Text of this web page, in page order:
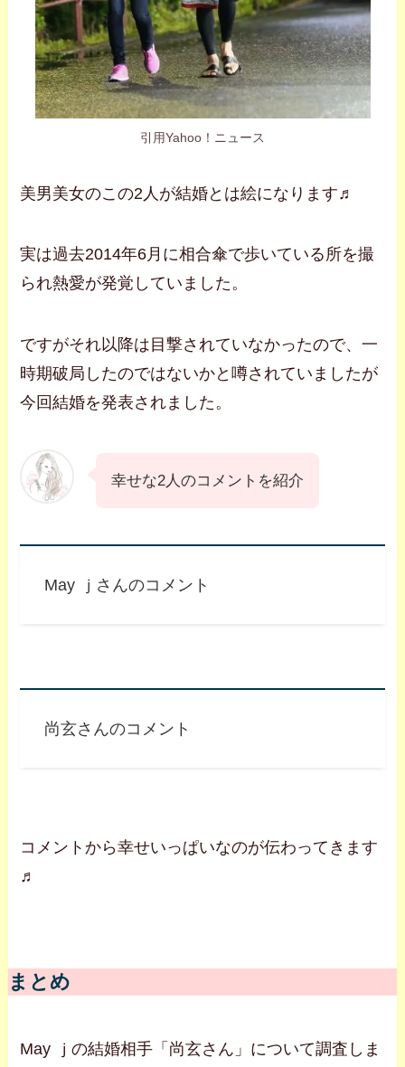
引用Yahoo！ニュース
美男美女のこの2人が結婚とは絵になります♬
実は過去2014年6月に相合傘で歩いている所を撮
られ熱愛が発覚していました。
ですがそれ以降は目撃されていなかったので、一
時期破局したのではないかと噂されていましたが
今回結婚を発表されました。
幸せな2人のコメントを紹介
May ｊさんのコメント
尚玄さんのコメント
コメントから幸せいっぱいなのが伝わってきます
♬
まとめ
May ｊの結婚相手「尚玄さん」について調査しま